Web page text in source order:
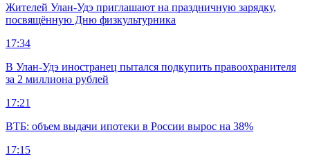
Жителей Улан-Удэ приглашают на праздничную зарядку,
посвящённую Дню физкультурника
17:34
В Улан-Удэ иностранец пытался подкупить правоохранителя
за 2 миллиона рублей
17:21
ВТБ: объем выдачи ипотеки в России вырос на 38%
17:15